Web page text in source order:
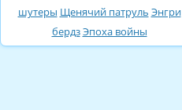
шутеры Щенячий патруль Энгри
бердзЭпоха войны